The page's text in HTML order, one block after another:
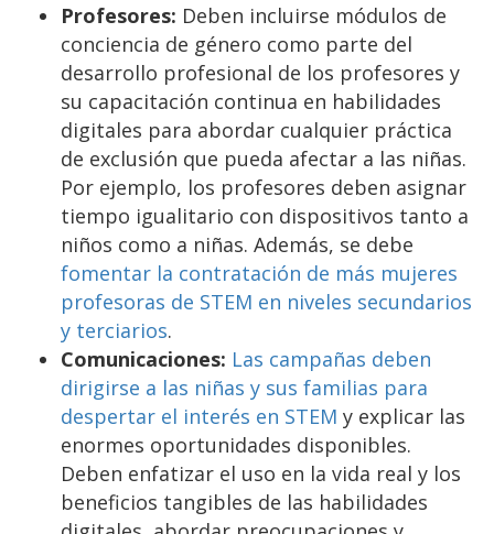
Profesores: Deben incluirse módulos de
conciencia de género como parte del
desarrollo profesional de los profesores y
su capacitación continua en habilidades
digitales para abordar cualquier práctica
de exclusión que pueda afectar a las niñas.
Por ejemplo, los profesores deben asignar
tiempo igualitario con dispositivos tanto a
niños como a niñas. Además, se debe
fomentar la contratación de más mujeres
profesoras de STEM en niveles secundarios
y terciarios.
Comunicaciones: Las campañas deben
dirigirse a las niñas y sus familias para
despertar el interés en STEM y explicar las
enormes oportunidades disponibles.
Deben enfatizar el uso en la vida real y los
beneficios tangibles de las habilidades